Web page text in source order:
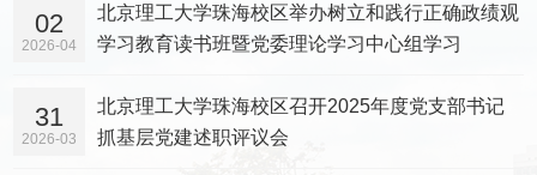
02
2026-04
北京理工大学珠海校区举办树立和践行正确政绩观
学习教育读书班暨党委理论学习中心组学习
31
2026-03
北京理工大学珠海校区召开2025年度党支部书记
抓基层党建述职评议会